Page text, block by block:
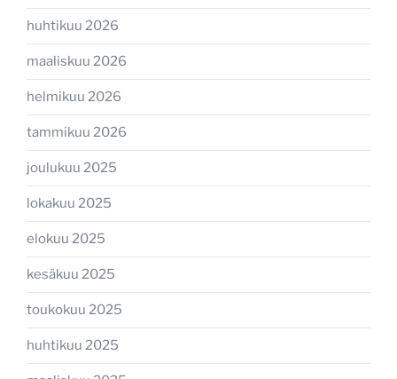
huhtikuu 2026
maaliskuu 2026
helmikuu 2026
tammikuu 2026
joulukuu 2025
lokakuu 2025
elokuu 2025
kesäkuu 2025
toukokuu 2025
huhtikuu 2025